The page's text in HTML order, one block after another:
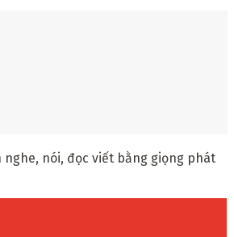
nói, đọc viết bằng giọng phát